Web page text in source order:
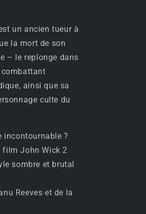
un ancien tueur à
la mort de son
– le replonge dans
combattant
ainsi que sa
culte du
incontournable ?
film John Wick 2
sombre et brutal
Reeves et de la